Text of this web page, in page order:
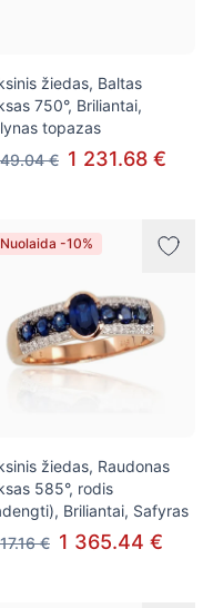
žiedas, Baltas
750°, Briliantai,
topazas
€ 1 231.68 €
Nuolaida -10%
žiedas, Raudonas
585°, rodis
Briliantai, Safyras
€ 1 365.44 €